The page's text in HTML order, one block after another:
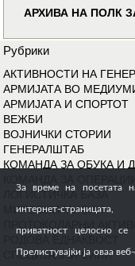
АРХИВА НА ПОЛК
Рубрики
АКТИВНОСТИ НА
АРМИЈАТА ВО
АРМИЈАТА И СПОРТОТ
ВЕЖБИ
ВОЈНИЧКИ СТОРИИ
ГЕНЕРАЛШТАБ
КОМАНДА ЗА ОБУКА И
ЛОГИСТИЧКА БАЗА
МИРОВНИ МИСИИ
СПЕЦИЈАЛНИ СИЛИ
За време на посетата
интернет-
приватност целосно се
Прелистувајќи ја оваа